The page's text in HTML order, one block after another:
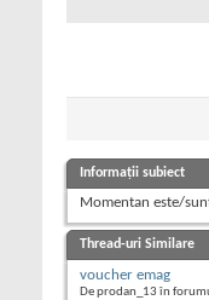
Informații subiect
Momentan este/
Thread-uri Similare
voucher emag
De prodan_13 în